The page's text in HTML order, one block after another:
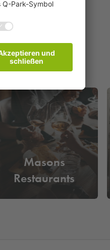
Masons
Restaurants